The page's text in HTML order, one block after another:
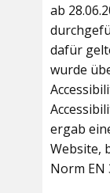
ab
dafür
wurde
ergab
Website,
Norm EN